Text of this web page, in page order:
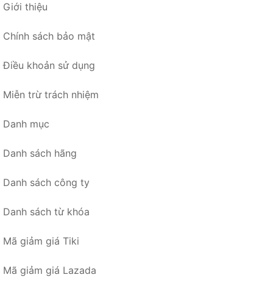
Giới thiệu
Chính sách bảo mật
Điều khoản sử dụng
Miễn trừ trách nhiệm
Danh mục
Danh sách hãng
Danh sách công ty
Danh sách từ khóa
Mã giảm giá Tiki
Mã giảm giá Lazada